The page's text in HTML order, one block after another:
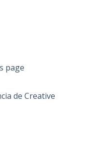
de Creative